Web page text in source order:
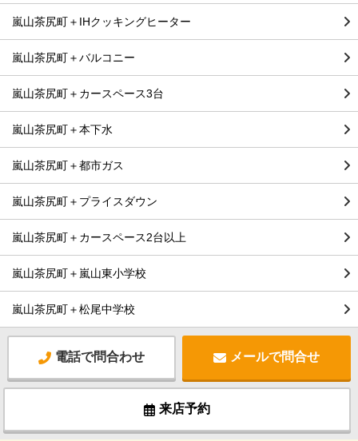
嵐山茶尻町＋IHクッキングヒーター
嵐山茶尻町＋バルコニー
嵐山茶尻町＋カースペース3台
嵐山茶尻町＋本下水
嵐山茶尻町＋都市ガス
嵐山茶尻町＋プライスダウン
嵐山茶尻町＋カースペース2台以上
嵐山茶尻町＋嵐山東小学校
嵐山茶尻町＋松尾中学校
電話で問合わせ メールで問合せ
来店予約